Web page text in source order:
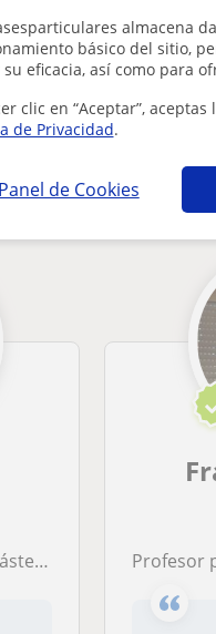
almacena
básico del sitio,
eficacia, así como para
clic en “Aceptar”,
de Privacidad.
Panel de Cookies
en Almería que
Física
Profesor particular